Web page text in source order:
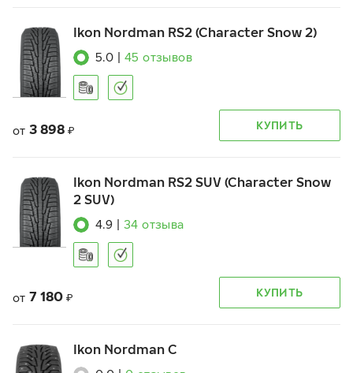
Ikon Nordman RS2 (Character Snow 2)
5.0 45 отзывов
от 3 898 ₽ КУПИТЬ
Ikon Nordman RS2 SUV (Character Snow
2 SUV)
4.9 34 отзыва
от 7 180 ₽ КУПИТЬ
Ikon Nordman C